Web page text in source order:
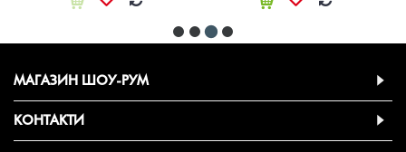
МАГАЗИН ШОУ-РУМ
КОНТАКТИ